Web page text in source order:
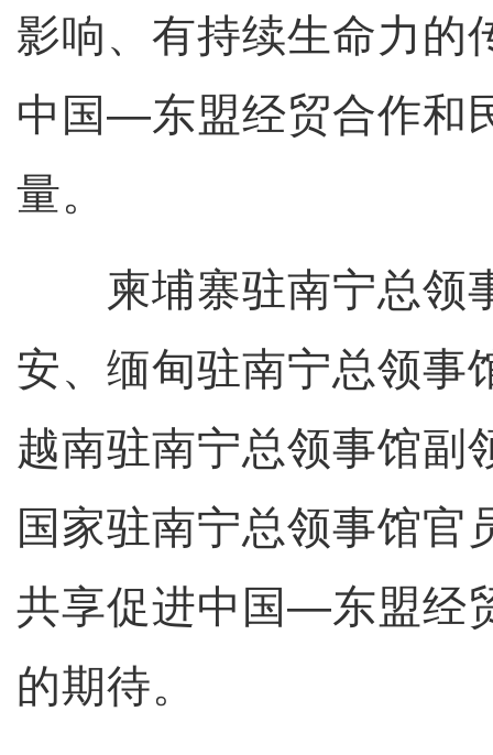
影响、有持续生命力的
中国—东盟经贸合作和
量。
柬埔寨驻南宁总领
安、缅甸驻南宁总领事
越南驻南宁总领事馆副
国家驻南宁总领事馆官
共享促进中国—东盟经
的期待。